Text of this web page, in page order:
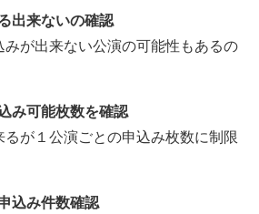
出来ないの確認
が出来ない公演の可能性もあるの
み可能枚数を確認
が１公演ごとの申込み枚数に制限
込み件数確認